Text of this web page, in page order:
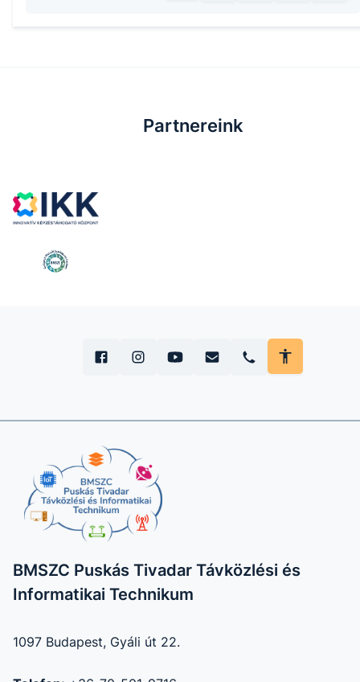
Partnereink
BMSZC Puskás Tivadar Távközlési és
Informatikai Technikum
1097 Budapest, Gyáli út 22.